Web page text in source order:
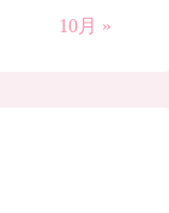
10月 »